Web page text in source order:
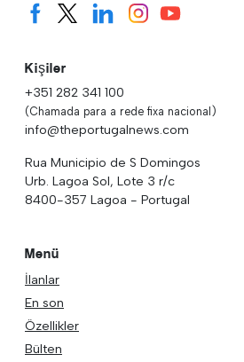
Kişiler
+351 282 341 100
(Chamada para a rede fixa nacional)
info@theportugalnews.com
Rua Municipio de S Domingos
Urb. Lagoa Sol, Lote 3 r/c
8400-357 Lagoa - Portugal
Menü
İlanlar
En son
Özellikler
Bülten